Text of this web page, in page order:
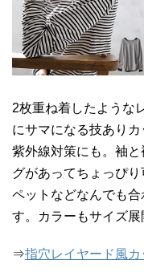
2枚重ね着したような
にサマになる技あり
紫外線対策にも。袖
グがあってちょっぴ
ペットなどなんでも
す。カラーもサイズ展
⇒指穴レイヤード風カ